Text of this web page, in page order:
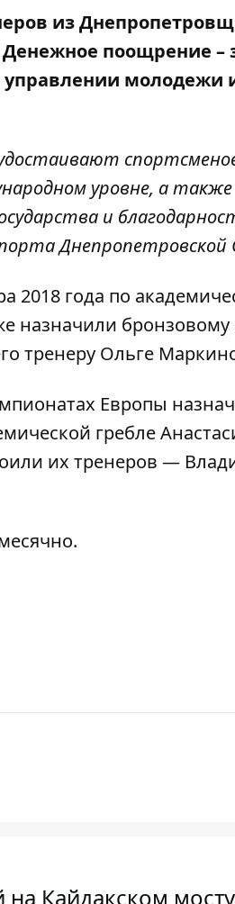
из
поощрение
молодежи
уровне, а
и
Днепропетровской
года по
назначили
тренеру Ольге
Европы
гребле
их тренеров —
Кайдакском